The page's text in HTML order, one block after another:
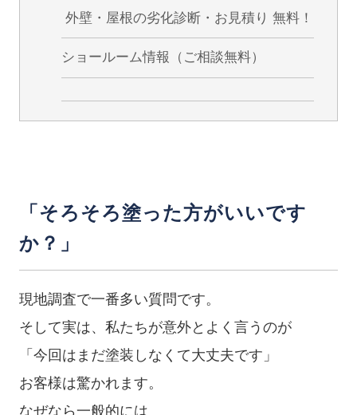
外壁・屋根の劣化診断・お見積り 無料！
ショールーム情報（ご相談無料）
「そろそろ塗った方がいいです
か？」
現地調査で一番多い質問です。
そして実は、私たちが意外とよく言うのが
「今回はまだ塗装しなくて大丈夫です」
お客様は驚かれます。
なぜなら一般的には